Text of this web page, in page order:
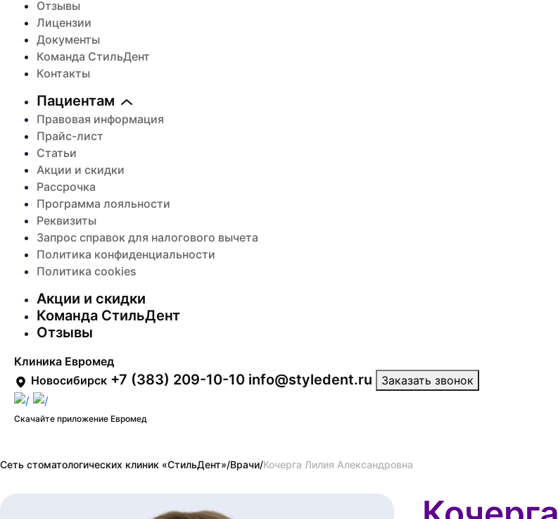
Отзывы
Лицензии
Документы
Команда СтильДент
Контакты
Пациентам
Правовая информация
Прайс-лист
Статьи
Акции и скидки
Рассрочка
Программа лояльности
Реквизиты
Запрос справок для налогового вычета
Политика конфиденциальности
Политика cookies
Акции и скидки
Команда СтильДент
Отзывы
Клиника Евромед
Новосибирск +7 (383) 209-10-10 info@styledent.ru Заказать звонок
Скачайте приложение Евромед
Сеть стоматологических клиник «СтильДент»/Врачи/Кочерга Лилия Александровна